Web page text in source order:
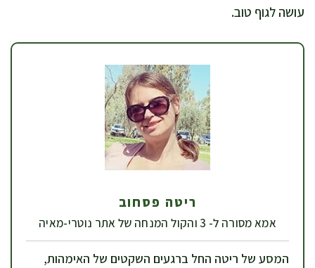
עושה לגוף טוב.
ריטה פסחוב
אמא מסורה ל- 3 והקול המנחה של אתר נוטרי-מאיה
המסע של ריטה החל ברגעים השקטים של האימהות,